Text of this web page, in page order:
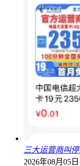
三大运营商叫
2026年08月05